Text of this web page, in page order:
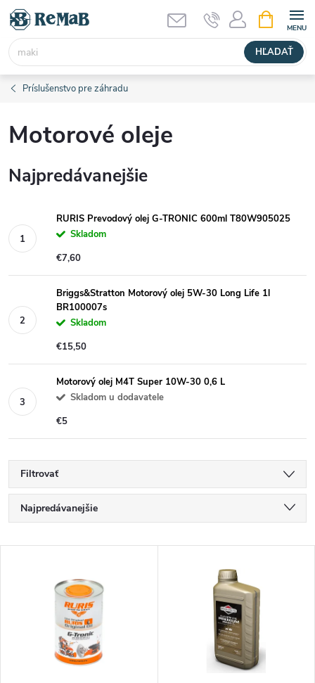
Prejsť
obsah
HĽADAŤ
KOŠÍK
Príslušenstvo pre záhradu
Motorové oleje
Najpredávanejšie
RURIS Prevodový olej G-TRONIC 600ml T80W905025
Skladom
€7,60
Briggs&Stratton Motorový olej 5W-30 Long Life 1l
BR100007s
Skladom
€15,50
Motorový olej M4T Super 10W-30 0,6 L
Skladom u dodavatele
€5
Filtrovať
R
a
Najpredávanejšie
Abecedne